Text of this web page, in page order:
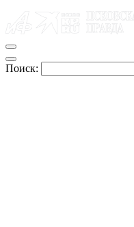
Поиск: